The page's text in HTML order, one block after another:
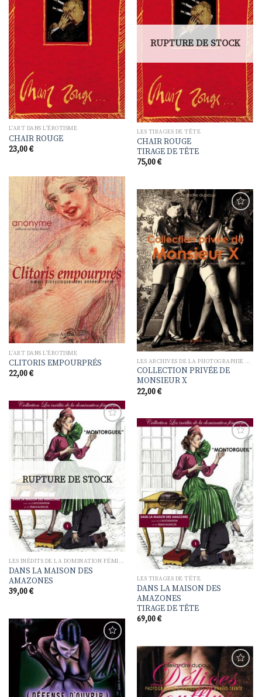
Ajouter
souhaits
L'ART DANS L'ÉROTISME
CHAIR ROUGE
23,00€
Ajouter
liste de
RUPTURE DE STOCK
LES TIRAGES DE TÊTE
CHAIR ROUGE
TIRAGE DE TÊTE
75,00€
Ajouter
à la
liste de
souhaits
L'ART DANS L'ÉROTISME
CLITORIS EMPOURPRÉS
22,00€
Ajouter
à la
liste de
souhaits
LES ARCHIVES DE LA PHOTOGRAPHIE ÉROTIQUE
COLLECTION PRIVÉE DE
MONSIEUR X
22,00€
souhaits
RUPTURE DE STOCK
LES INÉDITS DE LA DOMINATION FÉMININE
DANS LA MAISON DES
AMAZONES
39,00€
liste de
souhaits
LES TIRAGES DE TÊTE
DANS LA MAISON DES
AMAZONES
TIRAGE DE TÊTE
69,00€
Ajouter
à la
liste de
souhaits